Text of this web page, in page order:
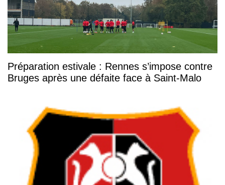
Préparation estivale : Rennes s’impose contre
Bruges après une défaite face à Saint-Malo